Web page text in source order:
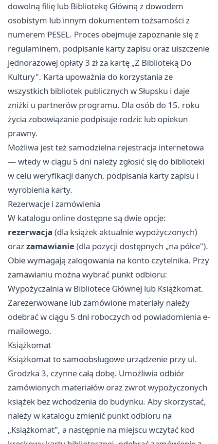
dowolną filię lub Bibliotekę Główną z dowodem
osobistym lub innym dokumentem tożsamości z
numerem PESEL. Proces obejmuje zapoznanie się z
regulaminem, podpisanie karty zapisu oraz uiszczenie
jednorazowej opłaty 3 zł za kartę „Z Biblioteką Do
Kultury". Karta upoważnia do korzystania ze
wszystkich bibliotek publicznych w Słupsku i daje
zniżki u partnerów programu. Dla osób do 15. roku
życia zobowiązanie podpisuje rodzic lub opiekun
prawny.
Możliwa jest też samodzielna rejestracja internetowa
— wtedy w ciągu 5 dni należy zgłosić się do biblioteki
w celu weryfikacji danych, podpisania karty zapisu i
wyrobienia karty.
Rezerwacje i zamówienia
W katalogu online dostępne są dwie opcje:
rezerwacja (dla książek aktualnie wypożyczonych)
orazzamawianie(dla pozycji dostępnych „na półce").
Obie wymagają zalogowania na konto czytelnika. Przy
zamawianiu można wybrać punkt odbioru:
Wypożyczalnia w Bibliotece Głównej lub Książkomat.
Zarezerwowane lub zamówione materiały należy
odebrać w ciągu 5 dni roboczych od powiadomienia e-
mailowego.
Książkomat
Książkomat to samoobsługowe urządzenie przy ul.
Grodzka 3, czynne całą dobę. Umożliwia odbiór
zamówionych materiałów oraz zwrot wypożyczonych
książek bez wchodzenia do budynku. Aby skorzystać,
należy w katalogu zmienić punkt odbioru na
„Książkomat", a następnie na miejscu wczytać kod